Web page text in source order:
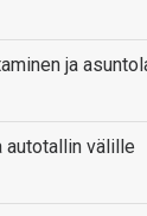
ja
autotallin välille